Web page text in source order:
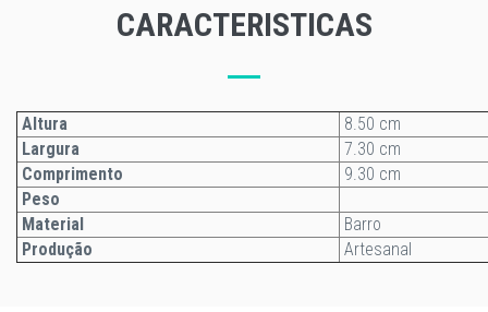
CARACTERISTICAS
Altura
8.50 cm
Largura
7.30 cm
Comprimento
9.30 cm
Peso
Material
Barro
Produção
Artesanal